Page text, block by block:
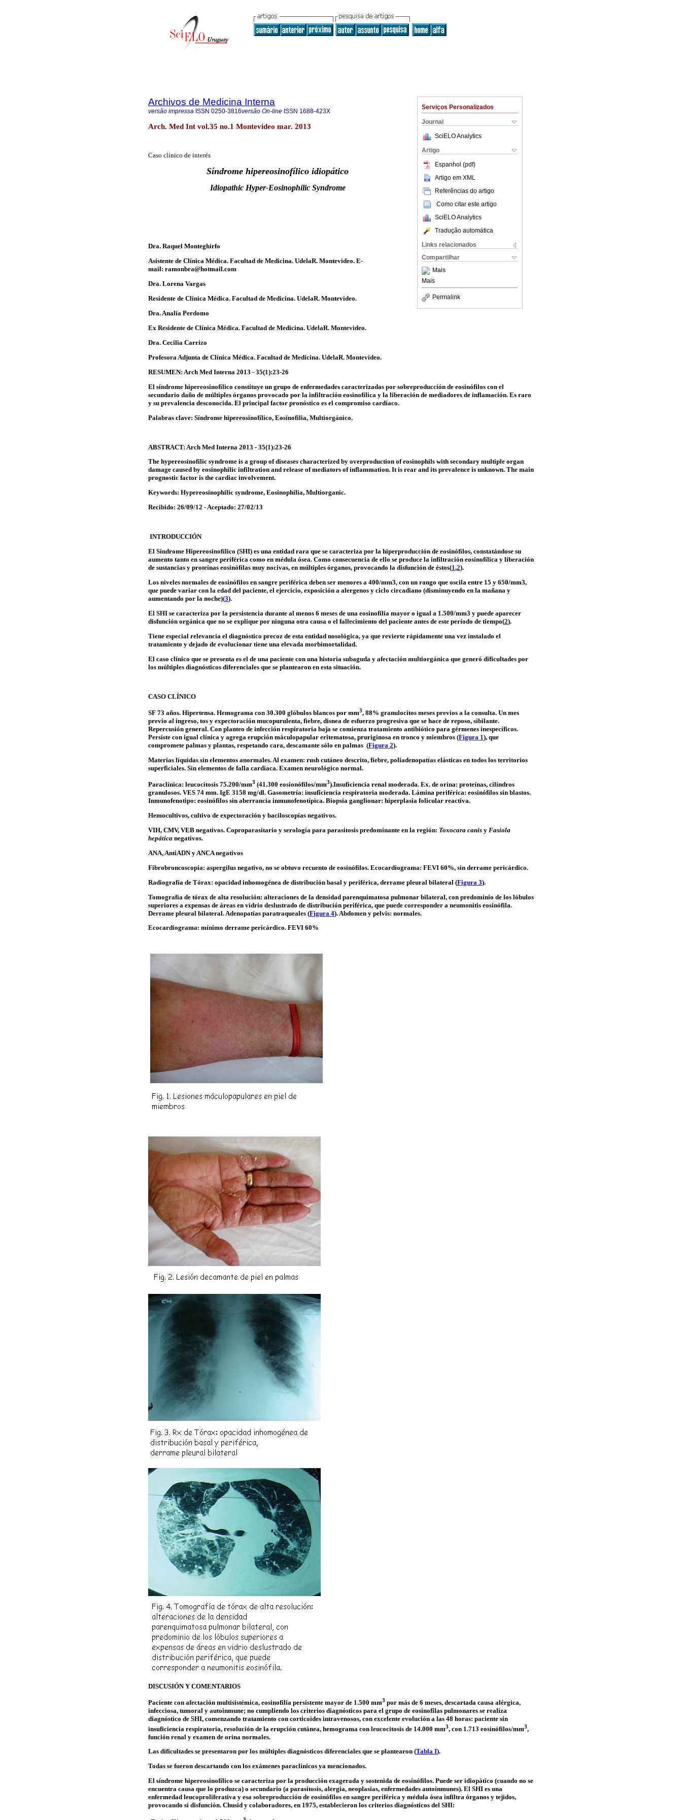
Serviços Personalizados
Journal
SciELO Analytics
Artigo
Espanhol (pdf)
Artigo em XML
Referências do artigo
Como citar este artigo
SciELO Analytics
Tradução automática
Links relacionados
Compartilhar
Mais
Mais
Permalink
Archivos de Medicina Interna
versão impressa ISSN 0250-3816versão On-line ISSN 1688-423X
Arch. Med Int vol.35 no.1 Montevideo mar. 2013
Caso clínico de interés
Síndrome hipereosinofílico idiopático
Idiopathic Hyper-Eosinophilic Syndrome
Dra. Raquel Monteghirfo
Asistente de Clínica Médica. Facultad de Medicina. UdelaR. Montevideo. E-
mail: ramonbra@hotmail.com
Dra. Lorena Vargas
Residente de Clínica Médica. Facultad de Medicina. UdelaR. Montevideo.
Dra. Analía Perdomo
Ex Residente de Clínica Médica. Facultad de Medicina. UdelaR. Montevideo.
Dra. Cecilia Carrizo
Profesora Adjunta de Clínica Médica. Facultad de Medicina. UdelaR. Montevideo.
RESUMEN: Arch Med Interna 2013 - 35(1):23-26
El síndrome hipereosinofílico constituye un grupo de enfermedades caracterizadas por sobreproducción de eosinófilos con el
secundario daño de múltiples órganos provocado por la infiltración eosinofílica y la liberación de mediadores de inflamación. Es raro
y su prevalencia desconocida. El principal factor pronóstico es el compromiso cardíaco.
Palabras clave: Síndrome hipereosinofílico, Eosinofilia, Multiorgánico.
ABSTRACT: Arch Med Interna 2013 - 35(1):23-26
The hypereosinofilic syndrome is a group of diseases characterized by overproduction of eosinophils with secondary multiple organ
damage caused by eosinophilic infiltration and release of mediators of inflammation. It is rear and its prevalence is unknown. The main
prognostic factor is the cardiac involvement.
Keywords: Hypereosinophilic syndrome, Eosinophilia, Multiorganic.
Recibido: 26/09/12 - Aceptado: 27/02/13
INTRODUCCIÓN
El Síndrome Hipereosinofílico (SHI) es una entidad rara que se caracteriza por la hiperproducción de eosinófilos, constatándose su
aumento tanto en sangre periférica como en médula ósea. Como consecuencia de ello se produce la infiltración eosinofílica y liberación
de sustancias y proteínas eosinófilas muy nocivas, en múltiples órganos, provocando la disfunción de éstos(1,2).
Los niveles normales de eosinófilos en sangre periférica deben ser menores a 400/mm3, con un rango que oscila entre 15 y 650/mm3,
que puede variar con la edad del paciente, el ejercicio, exposición a alergenos y ciclo circadiano (disminuyendo en la mañana y
aumentando por la noche)(3).
El SHI se caracteriza por la persistencia durante al menos 6 meses de una eosinofilia mayor o igual a 1.500/mm3 y puede aparecer
disfunción orgánica que no se explique por ninguna otra causa o el fallecimiento del paciente antes de este período de tiempo(2).
Tiene especial relevancia el diagnóstico precoz de esta entidad nosológica, ya que revierte rápidamente una vez instalado el
tratamiento y dejado de evolucionar tiene una elevada morbimortalidad.
El caso clínico que se presenta es el de una paciente con una historia subaguda y afectación multiorgánica que generó dificultades por
los múltiples diagnósticos diferenciales que se plantearon en esta situación.
CASO CLÍNICO
SF 73 años. Hipertensa. Hemograma con 30.300 glóbulos blancos por mm3, 88% granulocitos meses previos a la consulta. Un mes
previo al ingreso, tos y expectoración mucopurulenta, fiebre, disnea de esfuerzo progresiva que se hace de reposo, sibilante.
Repercusión general. Con planteo de infección respiratoria baja se comienza tratamiento antibiótico para gérmenes inespecíficos.
Persiste con igual clínica y agrega erupción máculopapular eritematosa, pruriginosa en tronco y miembros (Figura 1), que
compromete palmas y plantas, respetando cara, descamante sólo en palmas (Figura 2).
Materias líquidas sin elementos anormales. Al examen: rush cutáneo descrito, fiebre, poliadenopatías elásticas en todos los territorios
superficiales. Sin elementos de falla cardíaca. Examen neurológico normal.
Paraclínica: leucocitosis 75.200/mm3 (41.300 eosionófilos/mm3).Insuficiencia renal moderada. Ex. de orina: proteínas, cilindros
granulosos. VES 74 mm. IgE 3158 mg/dl. Gasometría: insuficiencia respiratoria moderada. Lámina periférica: eosinófilos sin blastos.
Inmunofenotipo: eosinófilos sin aberrancia inmunofenotípica. Biopsia ganglionar: hiperplasia folicular reactiva.
Hemocultivos, cultivo de expectoración y baciloscopías negativos.
VIH, CMV, VEB negativos. Coproparasitario y serología para parasitosis predominante en la región: Toxocara canis y Fasiola
hepática negativos.
ANA, AntiADNy ANCA negativos
Fibrobroncoscopía: aspergilus negativo, no se obtuvo recuento de eosinófilos. Ecocardiograma: FEVI 60%, sin derrame pericárdico.
Radiografía de Tórax: opacidad inhomogénea de distribución basal y periférica, derrame pleural bilateral (Figura 3).
Tomografía de tórax de alta resolución: alteraciones de la densidad parenquimatosa pulmonar bilateral, con predominio de los lóbulos
superiores a expensas de áreas en vidrio deslustrado de distribución periférica, que puede corresponder a neumonitis eosinófila.
Derrame pleural bilateral. Adenopatías paratraqueales (Figura 4). Abdomen y pelvis: normales.
Ecocardiograma: mínimo derrame pericárdico. FEVI 60%
DISCUSIÓN Y COMENTARIOS
Paciente con afectación multisistémica, eosinofilia persistente mayor de 1.500 mm3 por más de 6 meses, descartada causa alérgica,
infecciosa, tumoral y autoinmune; no cumpliendo los criterios diagnósticos para el grupo de eosinofilas pulmonares se realiza
diagnóstico de SHI, comenzando tratamiento con corticoides intravenosos, con excelente evolución a las 48 horas: paciente sin
insuficiencia respiratoria, resolución de la erupción cutánea, hemograma con leucocitosis de 14.000 mm3, con 1.713 eosinófilos/mm3,
función renal y examen de orina normales.
Las dificultades se presentaron por los múltiples diagnósticos diferenciales que se plantearon (Tabla I).
Todas se fueron descartando con los exámenes paraclínicos ya mencionados.
El síndrome hipereosinofílico se caracteriza por la producción exagerada y sostenida de eosinófilos. Puede ser idiopático (cuando no se
encuentra causa que lo produzca) o secundario (a parasitosis, alergia, neoplasias, enfermedades autoinmunes). El SHI es una
enfermedad leucoproliferativa y esa sobreproducción de eosinófilos en sangre periférica y médula ósea infiltra órganos y tejidos,
provocando si disfunción. Chusid y colaboradores, en 1975, establecieron los criterios diagnósticos del SHI: